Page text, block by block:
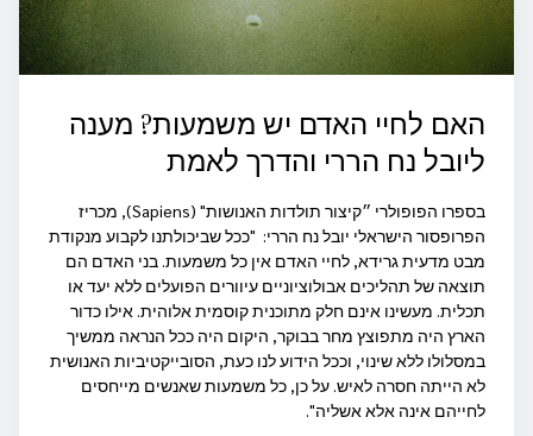
האם לחיי האדם יש משמעות? מענה
ליובל נח הררי והדרך לאמת
בספרו הפופולרי ״קיצור תולדות האנושות" (Sapiens), מכריז
הפרופסור הישראלי יובל נח הררי: "ככל שביכולתנו לקבוע מנקודת
מבט מדעית גרידא, לחיי האדם אין כל משמעות. בני האדם הם
תוצאה של תהליכים אבולוציוניים עיוורים הפועלים ללא יעד או
תכלית. מעשינו אינם חלק מתוכנית קוסמית אלוהית. אילו כדור
הארץ היה מתפוצץ מחר בבוקר, היקום היה ככל הנראה ממשיך
במסלולו ללא שינוי, וככל הידוע לנו כעת, הסובייקטיביות האנושית
לא הייתה חסרה לאיש. על כן, כל משמעות שאנשים מייחסים
לחייהם אינה אלא אשליה".